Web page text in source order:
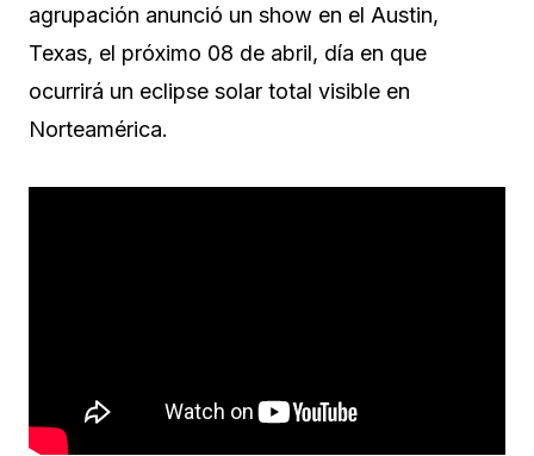
agrupación anunció un show en el Austin,
Texas, el próximo 08 de abril, día en que
ocurrirá un eclipse solar total visible en
Norteamérica.